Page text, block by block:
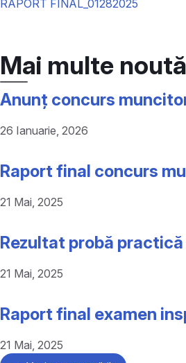
RAPORT FINAL_01282025
Mai multe
Anunț concurs
26 Ianuarie, 2026
Raport final concurs
21 Mai, 2025
Rezultat probă
21 Mai, 2025
Raport final examen
21 Mai, 2025